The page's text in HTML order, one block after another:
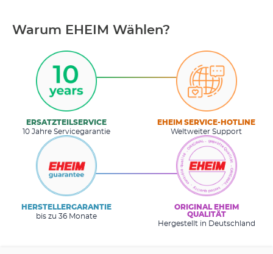
Warum EHEIM Wählen?
ERSATZTEILSERVICE
10 Jahre Servicegarantie
EHEIM SERVICE-HOTLINE
Weltweiter Support
HERSTELLERGARANTIE
bis zu 36 Monate
ORIGINAL EHEIM
QUALITÄT
Hergestellt in Deutschland